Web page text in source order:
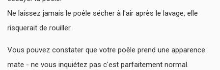
Ne laissez jamais le poêle sécher à l'air après le lavage, elle
risquerait de rouiller.
Vous pouvez constater que votre poêle prend une apparence
mate - ne vous inquiétez pas c'est parfaitement normal.